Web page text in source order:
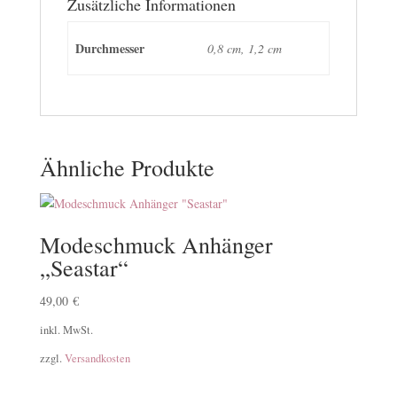
Zusätzliche Informationen
Durchmesser 0,8 cm, 1,2 cm
Ähnliche Produkte
Modeschmuck Anhänger
„Seastar“
49,00 €
inkl. MwSt.
zzgl. Versandkosten